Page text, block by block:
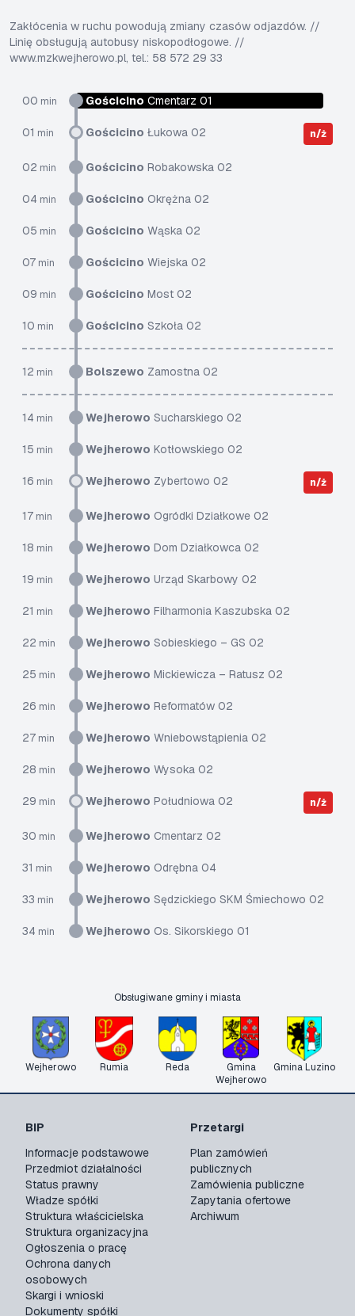
00 min Gościcino Cmentarz 01
01 min Gościcino Łukowa 02 n/ż
02 min Gościcino Robakowska 02
04 min Gościcino Okrężna 02
05 min Gościcino Wąska 02
07 min Gościcino Wiejska 02
09 min Gościcino Most 02
10 min Gościcino Szkoła 02
12 min Bolszewo Zamostna 02
14 min Wejherowo Sucharskiego 02
15 min Wejherowo Kotłowskiego 02
16 min Wejherowo Zybertowo 02 n/ż
17 min Wejherowo Ogródki Działkowe 02
18 min Wejherowo Dom Działkowca 02
19 min Wejherowo Urząd Skarbowy 02
21 min Wejherowo Filharmonia Kaszubska 02
22 min Wejherowo Sobieskiego – GS 02
25 min Wejherowo Mickiewicza – Ratusz 02
26 min Wejherowo Reformatów 02
27 min Wejherowo Wniebowstąpienia 02
28 min Wejherowo Wysoka 02
29 min Wejherowo Południowa 02 n/ż
30 min Wejherowo Cmentarz 02
31 min Wejherowo Odrębna 04
33 min Wejherowo Sędzickiego SKM Śmiechowo 02
34 min Wejherowo Os. Sikorskiego 01
Zakłócenia w ruchu powodują zmiany czasów odjazdów. //
Linię obsługują autobusy niskopodłogowe. //
www.mzkwejherowo.pl, tel.: 58 572 29 33
Obsługiwane gminy i miasta
Wejherowo Rumia Reda
Gmina
Wejherowo
Gmina Luzino
BIP
Informacje podstawowe
Przedmiot działalności
Status prawny
Władze spółki
Struktura właścicielska
Struktura organizacyjna
Ogłoszenia o pracę
Ochrona danych
osobowych
Skargi i wnioski
Dokumenty spółki
Przetargi
Plan zamówień
publicznych
Zamówienia publiczne
Zapytania ofertowe
Archiwum